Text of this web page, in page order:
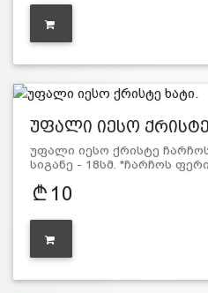
უფალი იესო
უფალი იესო ქრისტე
სიგანე - 18სმ. *ჩარჩოს
10